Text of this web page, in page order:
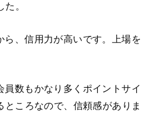
。
、信用力が高いです。上場を
数もかなり多くポイントサイ
ころなので、信頼感がありま